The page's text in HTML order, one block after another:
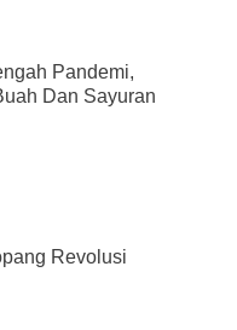
Pandemi,
Dan Sayuran
Revolusi